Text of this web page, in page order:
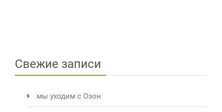
Свежие записи
мы уходим с Озон